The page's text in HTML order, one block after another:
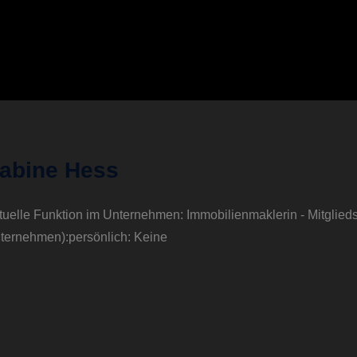
Hess
Funktion im Unternehmen: Immobilienmaklerin -
Keine